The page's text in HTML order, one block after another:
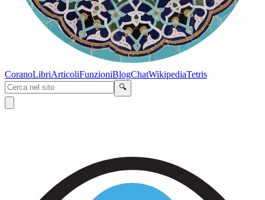
CoranoLibriArticoliFunzioniBlogChatWikipediaTetris
🔍